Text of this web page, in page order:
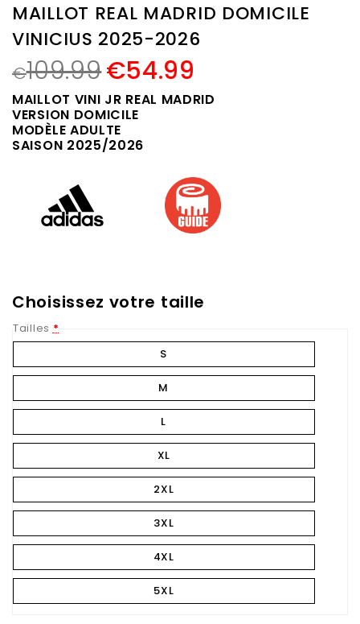
MAILLOT REAL MADRID DOMICILE
VINICIUS 2025-2026
€109.99€54.99
MAILLOT VINI JR REAL MADRID
VERSION DOMICILE
MODÈLE ADULTE
SAISON 2025/2026
Choisissez votre taille
Tailles *
S
M
L
XL
2XL
3XL
4XL
5XL